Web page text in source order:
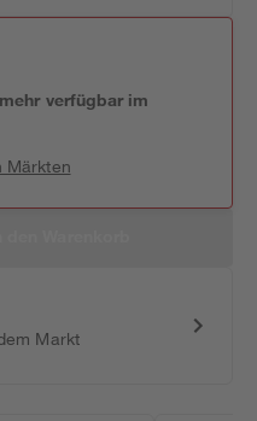
verfügbar im
Märkten
Markt